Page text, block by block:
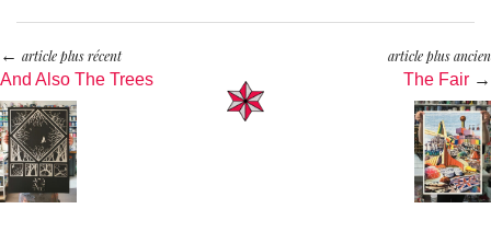
← article plus récent
And Also The Trees
article plus ancien
The Fair →